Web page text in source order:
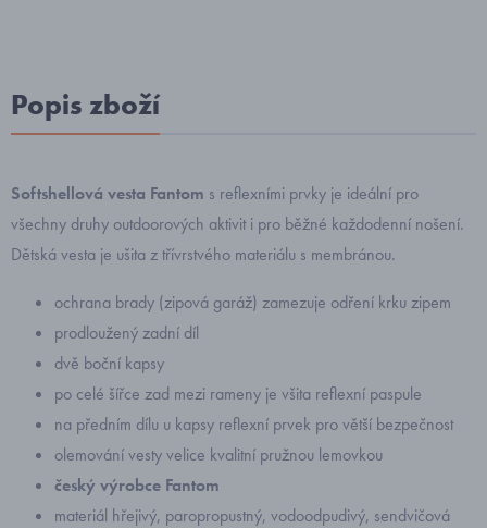
Popis zboží
Softshellová vesta Fantom s reflexními prvky je ideální pro
všechny druhy outdoorových aktivit i pro běžné každodenní nošení.
Dětská vesta je ušita z třívrstvého materiálu s membránou.
ochrana brady (zipová garáž) zamezuje odření krku zipem
prodloužený zadní díl
dvě boční kapsy
po celé šířce zad mezi rameny je všita reflexní paspule
na předním dílu u kapsy reflexní prvek pro větší bezpečnost
olemování vesty velice kvalitní pružnou lemovkou
český výrobce Fantom
materiál hřejivý, paropropustný, vodoodpudivý, sendvičová